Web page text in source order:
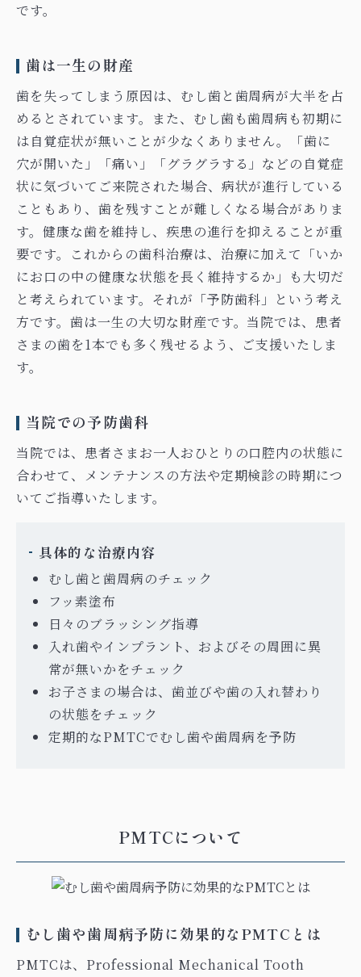
です。
歯は一生の財産
歯を失ってしまう原因は、むし歯と歯周病が大半を占
めるとされています。また、むし歯も歯周病も初期に
は自覚症状が無いことが少なくありません。「歯に
穴が開いた」「痛い」「グラグラする」などの自覚症
状に気づいてご来院された場合、病状が進行している
こともあり、歯を残すことが難しくなる場合がありま
す。健康な歯を維持し、疾患の進行を抑えることが重
要です。これからの歯科治療は、治療に加えて「いか
にお口の中の健康な状態を長く維持するか」も大切だ
と考えられています。それが「予防歯科」という考え
方です。歯は一生の大切な財産です。当院では、患者
さまの歯を1本でも多く残せるよう、ご支援いたしま
す。
当院での予防歯科
当院では、患者さまお一人おひとりの口腔内の状態に
合わせて、メンテナンスの方法や定期検診の時期につ
いてご指導いたします。
具体的な治療内容
むし歯と歯周病のチェック
フッ素塗布
日々のブラッシング指導
入れ歯やインプラント、およびその周囲に異
常が無いかをチェック
お子さまの場合は、歯並びや歯の入れ替わり
の状態をチェック
定期的なPMTCでむし歯や歯周病を予防
PMTCについて
むし歯や歯周病予防に効果的なPMTCとは
PMTCは、Professional Mechanical Tooth